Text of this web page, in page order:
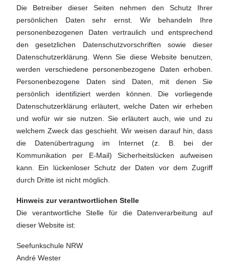
Die Betreiber dieser Seiten nehmen den Schutz Ihrer
persönlichen Daten sehr ernst. Wir behandeln Ihre
personenbezogenen Daten vertraulich und entsprechend
den gesetzlichen Datenschutzvorschriften sowie dieser
Datenschutzerklärung. Wenn Sie diese Website benutzen,
werden verschiedene personenbezogene Daten erhoben.
Personenbezogene Daten sind Daten, mit denen Sie
persönlich identifiziert werden können. Die vorliegende
Datenschutzerklärung erläutert, welche Daten wir erheben
und wofür wir sie nutzen. Sie erläutert auch, wie und zu
welchem Zweck das geschieht. Wir weisen darauf hin, dass
die Datenübertragung im Internet (z. B. bei der
Kommunikation per E-Mail) Sicherheitslücken aufweisen
kann. Ein lückenloser Schutz der Daten vor dem Zugriff
durch Dritte ist nicht möglich.
Hinweis zur verantwortlichen Stelle
Die verantwortliche Stelle für die Datenverarbeitung auf
dieser Website ist:
Seefunkschule NRW
André Wester